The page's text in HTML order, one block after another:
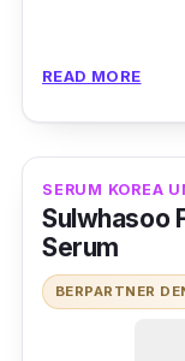
Acne Facial
sama sekali
baru dan
ditemukan di
READ MORE
SERUM KOREA
Sulwhasoo
Serum
BERPARTNER